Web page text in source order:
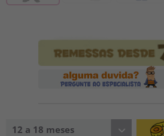
12 a 18 meses